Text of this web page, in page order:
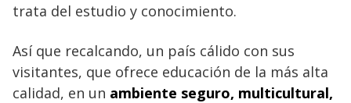
trata del estudio y conocimiento.
Así que recalcando, un país cálido con sus
visitantes, que ofrece educación de la más alta
calidad, en un ambiente seguro, multicultural,